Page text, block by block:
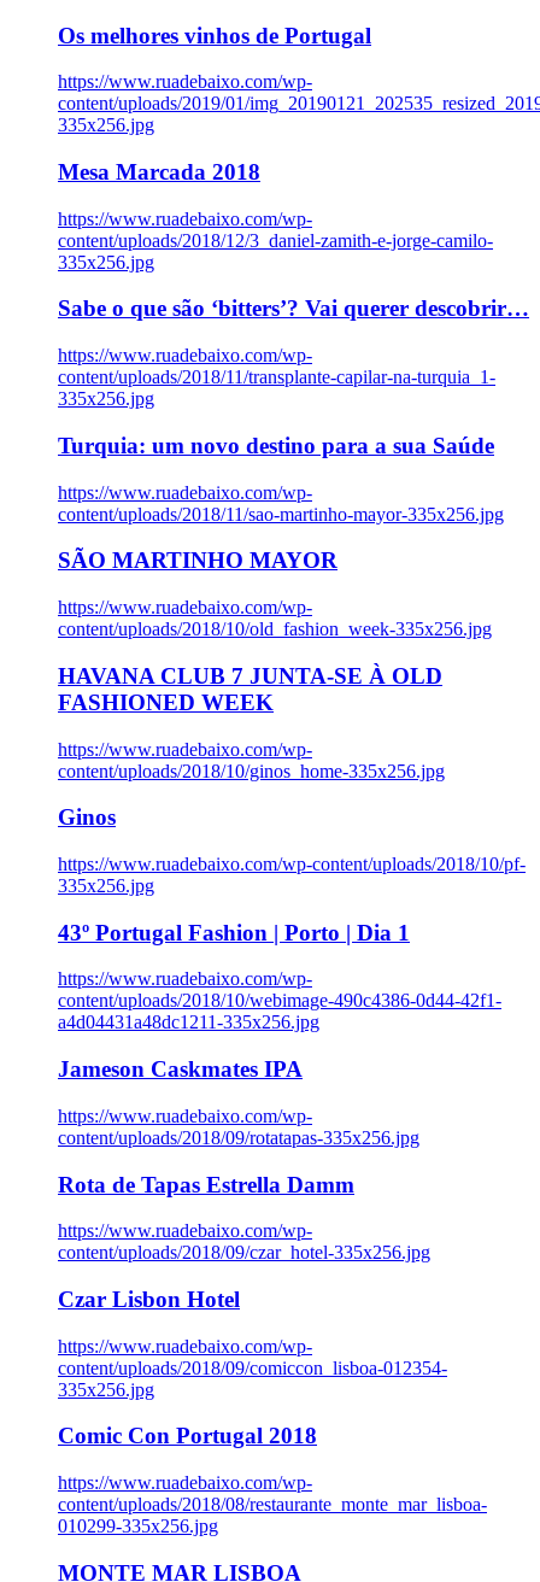
Os melhores vinhos de Portugal
https://www.ruadebaixo.com/wp-
content/uploads/2019/01/
335x256.jpg
Mesa Marcada 2018
https://www.ruadebaixo.com/wp-
content/uploads/2018/12/3_daniel-zamith-e-jorge-camilo-
335x256.jpg
Sabe o que são ‘bitters’? Vai querer descobrir…
https://www.ruadebaixo.com/wp-
content/uploads/2018/11/transplante-capilar-na-turquia_1-
335x256.jpg
Turquia: um novo destino para a sua Saúde
https://www.ruadebaixo.com/wp-
content/uploads/2018/11/sao-martinho-mayor-335x256.jpg
SÃO MARTINHO MAYOR
https://www.ruadebaixo.com/wp-
content/uploads/2018/10/old_fashion_week-335x256.jpg
HAVANA CLUB 7 JUNTA-SE À OLD
FASHIONED WEEK
https://www.ruadebaixo.com/wp-
content/uploads/2018/10/ginos_home-335x256.jpg
Ginos
https://www.ruadebaixo.com/wp-content/uploads/2018/10/pf-
335x256.jpg
43º Portugal Fashion | Porto | Dia 1
https://www.ruadebaixo.com/wp-
content/uploads/2018/10/webimage-490c4386-0d44-42f1-
a4d04431a48dc1211-335x256.jpg
Jameson Caskmates IPA
https://www.ruadebaixo.com/wp-
content/uploads/2018/09/rotatapas-335x256.jpg
Rota de Tapas Estrella Damm
https://www.ruadebaixo.com/wp-
content/uploads/2018/09/czar_hotel-335x256.jpg
Czar Lisbon Hotel
https://www.ruadebaixo.com/wp-
content/uploads/2018/09/comiccon_lisboa-012354-
335x256.jpg
Comic Con Portugal 2018
https://www.ruadebaixo.com/wp-
content/uploads/2018/08/restaurante_monte_mar_lisboa-
010299-335x256.jpg
MONTE MAR LISBOA